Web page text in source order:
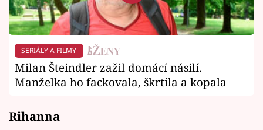
SERIÁLY A FILMY
Milan Šteindler zažil domácí násilí.
Manželka ho fackovala, škrtila a kopala
Rihanna